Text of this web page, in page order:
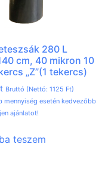
280 L
cm, 40 mikron 10
„Z”(1 tekercs)
Bruttó (Nettó: 1125 Ft)
mennyiség esetén kedvezőbb
ajánlatot!
teszem